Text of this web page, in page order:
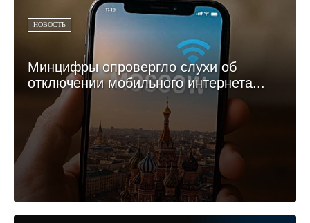
НОВОСТЬ
Минцифры опровергло слухи об
отключении мобильного интернета...